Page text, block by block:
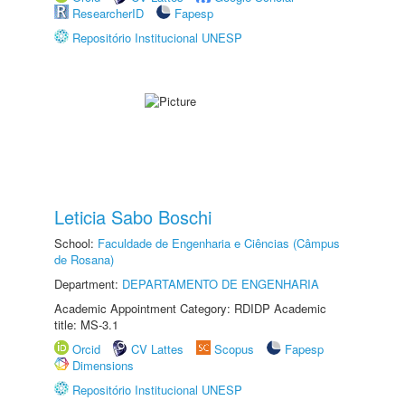
ResearcherID
Fapesp
Repositório Institucional UNESP
Leticia Sabo Boschi
School: Faculdade de Engenharia e Ciências (Câmpus
de Rosana)
Department: DEPARTAMENTO DE ENGENHARIA
Academic Appointment Category: RDIDP Academic
title: MS-3.1
Orcid
CV Lattes Scopus
Fapesp
Dimensions
Repositório Institucional UNESP